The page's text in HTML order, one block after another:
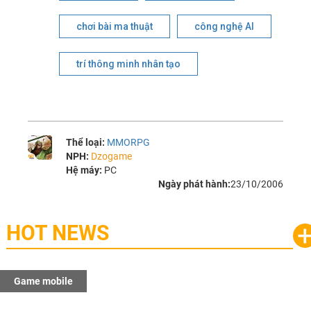
chơi bài ma thuật công nghệ AI
trí thông minh nhân tạo
Thể loại: MMORPG
NPH: Dzogame
Hệ máy: PC
Ngày phát hành:23/10/2006
HOT NEWS
Game mobile